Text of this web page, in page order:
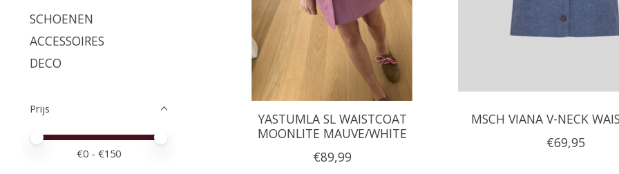
SCHOENEN
ACCESSOIRES
DECO
Prijs
Minimale prijswaarde
Price maximum value
€0 - €150
YASTUMLA SL WAISTCOAT
MOONLITE MAUVE/WHITE
€89,99
MSCH VIANA V-NECK
€69,95